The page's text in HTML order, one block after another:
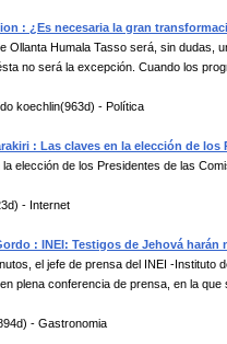
: ¿Es necesaria la gran
Ollanta Humala Tasso será, sin dudas,
no será la excepción. Cuando los
koechlin(963d) - Política
: Las claves en la elección de
elección de los Presidentes de las
- Internet
: INEI: Testigos de Jehová harán
el jefe de prensa del INEI -Instituto
plena conferencia de prensa, en la que
- Gastronomia